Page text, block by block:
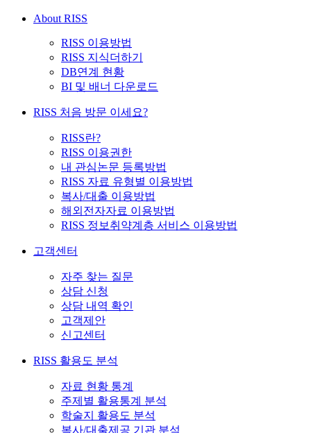
About RISS
RISS 이용방법
RISS 지식더하기
DB연계 현황
BI 및 배너 다운로드
RISS 처음 방문 이세요?
RISS란?
RISS 이용권한
내 관심논문 등록방법
RISS 자료 유형별 이용방법
복사/대출 이용방법
해외전자자료 이용방법
RISS 정보취약계층 서비스 이용방법
고객센터
자주 찾는 질문
상담 신청
상담 내역 확인
고객제안
신고센터
RISS 활용도 분석
자료 현황 통계
주제별 활용통계 분석
학술지 활용도 분석
복사/대출제공 기관 분석